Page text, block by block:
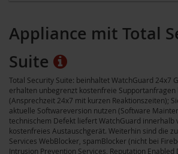
Appliance mit Total
Suite
Total Security Suite: beinhaltet WatchGuard 24x7
erhalten unbegrenzt kostenfreie Supportanfragen
(Ansprechzeit 24x7 mit kurzen Reaktionszeiten);
aktuelle Softwareversion nutzen (Software
technischem Defekt liefert WatchGuard innerhalb
kostenfreies Austauschgerät. Weiterhin sind die
Services WebBlocker, spamBlocker (nicht bei
Intrusion Prevention Services, Reputation Enabled